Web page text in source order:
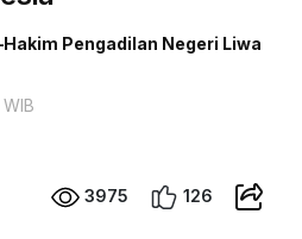
Pengadilan Negeri Liwa
3975 126